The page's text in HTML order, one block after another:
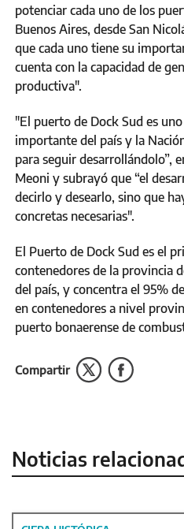
potenciar cada uno de los
Buenos Aires, desde San
que cada uno tiene su
cuenta con la capacidad de
productiva".
"El puerto de Dock Sud es
importante del país y la
para seguir desarrollándolo”,
Meoni y subrayó que “el
decirlo y desearlo, sino que
concretas necesarias".
El Puerto de Dock Sud es el
contenedores de la provincia
del país, y concentra el 95%
en contenedores a nivel
puerto bonaerense de
Compartir
Noticias